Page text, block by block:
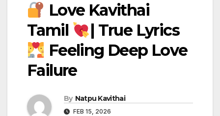
Love Kavithai
Tamil
| True Lyrics
Feeling Deep Love
Failure
By Natpu Kavithai
FEB 15, 2026